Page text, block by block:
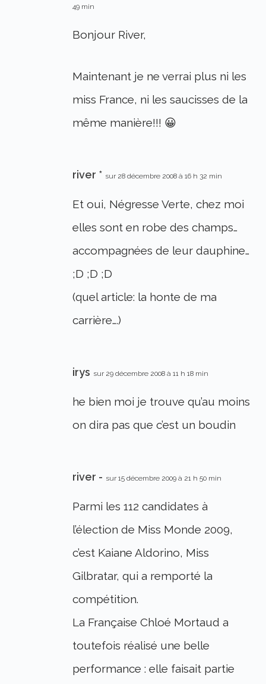
49 min
Bonjour River,
Maintenant je ne verrai plus ni les
miss France, ni les saucisses de la
même manière!!! 😀
river * sur 28 décembre 2008 à 16 h 32 min
Et oui, Négresse Verte, chez moi
elles sont en robe des champs…
accompagnées de leur dauphine…
;D ;D ;D
(quel article: la honte de ma
carrière….)
irys sur 29 décembre 2008 à 11 h 18 min
he bien moi je trouve qu’au moins
on dira pas que c’est un boudin
river - sur 15 décembre 2009 à 21 h 50 min
Parmi les 112 candidates à
l’élection de Miss Monde 2009,
c’est Kaiane Aldorino, Miss
Gilbratar, qui a remporté la
compétition.
La Française Chloé Mortaud a
toutefois réalisé une belle
performance : elle faisait partie